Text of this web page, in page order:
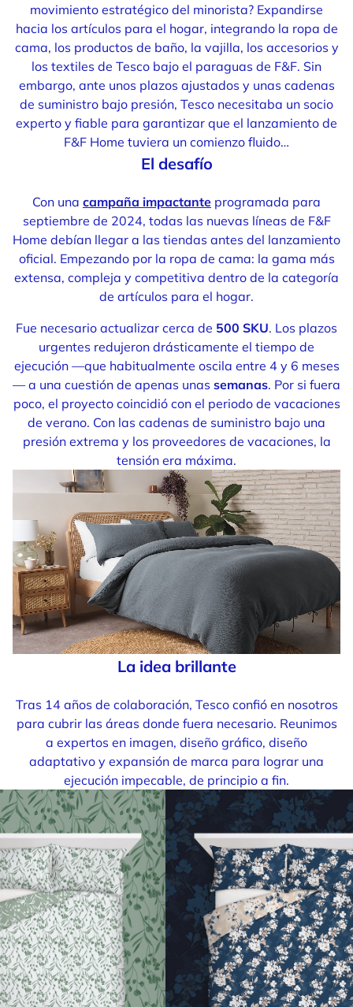
movimiento estratégico del minorista? Expandirse
hacia los artículos para el hogar, integrando la ropa de
cama, los productos de baño, la vajilla, los accesorios y
los textiles de Tesco bajo el paraguas de F&F. Sin
embargo, ante unos plazos ajustados y unas cadenas
de suministro bajo presión, Tesco necesitaba un socio
experto y fiable para garantizar que el lanzamiento de
F&F Home tuviera un comienzo fluido…
El desafío
Con una campaña impactante programada para
septiembre de 2024, todas las nuevas líneas de F&F
Home debían llegar a las tiendas antes del lanzamiento
oficial. Empezando por la ropa de cama: la gama más
extensa, compleja y competitiva dentro de la categoría
de artículos para el hogar.
Fue necesario actualizar cerca de 500 SKU. Los plazos
urgentes redujeron drásticamente el tiempo de
ejecución —que habitualmente oscila entre 4 y 6 meses
— a una cuestión de apenas unas semanas. Por si fuera
poco, el proyecto coincidió con el periodo de vacaciones
de verano. Con las cadenas de suministro bajo una
presión extrema y los proveedores de vacaciones, la
tensión era máxima.
La idea brillante
Tras 14 años de colaboración, Tesco confió en nosotros
para cubrir las áreas donde fuera necesario. Reunimos
a expertos en imagen, diseño gráfico, diseño
adaptativo y expansión de marca para lograr una
ejecución impecable, de principio a fin.